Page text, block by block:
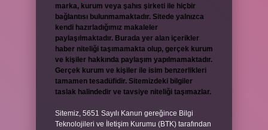
marka, kurum veya şahıs şirketi ile hiçbir
bağlantısı bulunmamaktadır. Sitede yalnızca
kendi hazırladığımız makaleler
paylaşılmaktadır. Burada yer alan içerikler
haber niteliği taşımamakta olup, gerçek kurum
ve kişiler hakkında paylaşım yapılmamaktadır.
Gerçek kurum ve kişiler ile isim benzerlikleri
tamamen tesadüfidir. Sitemizdeki bilgiler
taslak halindedir ve tavsiye niteliği taşımazlar.
Sitemiz, 5651 Sayılı Kanun gereğince Bilgi
Teknolojileri ve İletişim Kurumu (BTK) tarafından